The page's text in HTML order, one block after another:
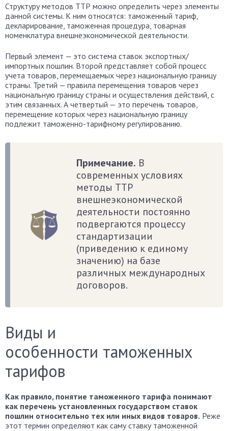
Структуру методов ТТР можно определить через элементы
данной системы. К ним относятся: таможенный тариф,
декларирование, таможенная процедура, товарная
номенклатура внешнеэкономической деятельности.
Первый элемент — это система ставок экспортных/
импортных пошлин. Второй представляет собой процесс
учета товаров, перемещаемых через национальную границу
страны. Третий — правила перемещения товаров через
национальную границу страны и осуществления действий, с
этим связанных. А четвертый — это перечень товаров,
перемещение которых через национальную границу
подлежит таможенно-тарифному регулированию.
Примечание. В
современных условиях
методы ТТР
внешнеэкономической
деятельности постоянно
подвергаются процессу
стандартизации
(приведению к единому
значению) на базе
различных международных
договоров.
Виды и
особенности таможенных
тарифов
Как правило, понятие таможенного тарифа понимают
как перечень установленных государством ставок
пошлин относительно тех или иных видов товаров. Реже
этот термин определяют как саму ставку таможенной